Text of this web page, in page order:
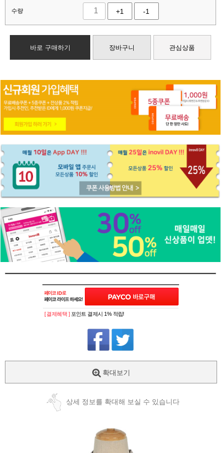
수량 +1 -1
바로 구매하기 장바구니 관심상품
[ 결제혜택 ] 포인트 결제시 1% 적립!
확대보기
상세 정보를 확대해 보실 수 있습니다